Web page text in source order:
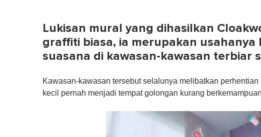
Lukisan mural yang dihasilkan
graffiti biasa, ia merupakan
suasana di kawasan-kawasan terbiar
Kawasan-kawasan tersebut selalunya melibatkan
kecil pernah menjadi tempat golongan kurang